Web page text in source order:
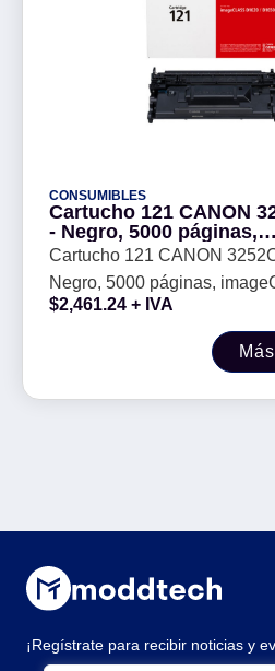
CONSUMIBLES
Cartucho 121 CANON
- Negro, 5000 páginas,
imageCLASS D1650
D1620
Cartucho 121 CANON
Negro, 5000 páginas,
D1650 imageCLASS D1620
$2,461.24 + IVA
¡Regístrate para recibir noticias y